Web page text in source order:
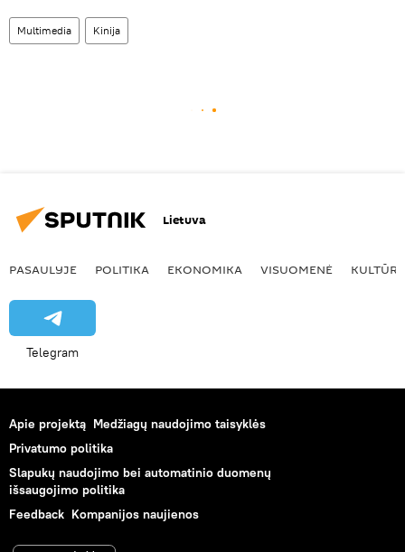
Multimedia Kinija
Lietuva
PASAULYJE POLITIKA EKONOMIKA VISUOMENĖ KULTŪRA
Telegram
Apie projektą Medžiagų naudojimo taisyklės
Privatumo politika
Slapukų naudojimo bei automatinio duomenų
išsaugojimo politika
Feedback Kompanijos naujienos